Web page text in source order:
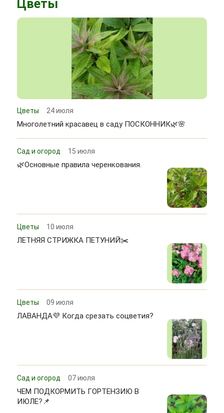
Цветы
Цветы 24 июля
Многолетний красавец в саду ПОСКОННИК🌿🌸
Сад и огород 15 июля
🌿Основные правила черенкования.
Цветы 10 июля
ЛЕТНЯЯ СТРИЖКА ПЕТУНИЙ✂️
Цветы 09 июля
ЛАВАНДА💜 Когда срезать соцветия?
Сад и огород 07 июля
ЧЕМ ПОДКОРМИТЬ ГОРТЕНЗИЮ В
ИЮЛЕ?📌